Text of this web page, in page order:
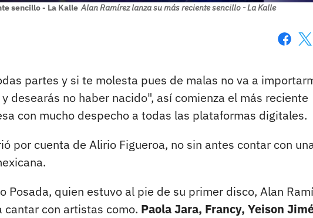
sencillo - La Kalle Alan Ramírez lanza su más reciente sencillo - La Kalle
partes y si te molesta pues de malas no va a
desearás no haber nacido", así comienza el más reciente
con mucho despecho a todas las plataformas digitales.
por cuenta de Alirio Figueroa, no sin antes contar con
Posada, quien estuvo al pie de su primer disco, Alan
cantar con artistas como. Paola Jara, Francy, Yeison